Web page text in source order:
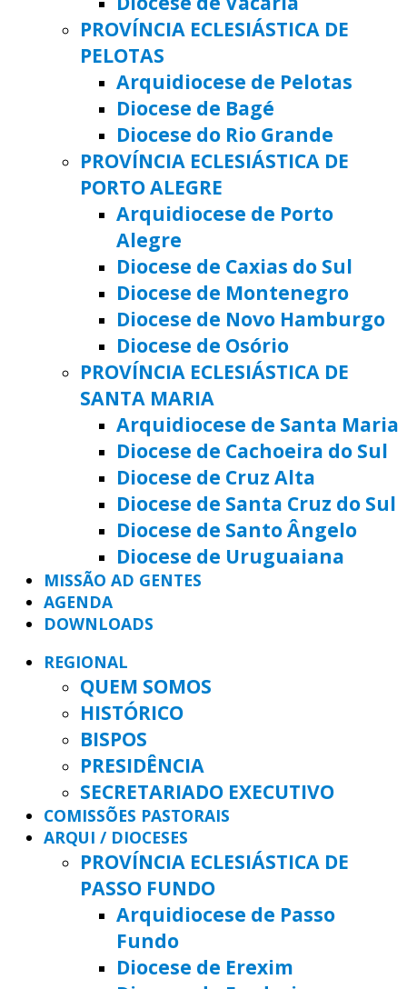
PROVÍNCIA ECLESIÁSTICA DE
PELOTAS
Arquidiocese de Pelotas
Diocese de Bagé
Diocese do Rio Grande
PROVÍNCIA ECLESIÁSTICA DE
PORTO ALEGRE
Arquidiocese de Porto
Alegre
Diocese de Caxias do Sul
Diocese de Montenegro
Diocese de Novo Hamburgo
Diocese de Osório
PROVÍNCIA ECLESIÁSTICA DE
SANTA MARIA
Arquidiocese de Santa Maria
Diocese de Cachoeira do Sul
Diocese de Cruz Alta
Diocese de Santa Cruz do Sul
Diocese de Santo Ângelo
Diocese de Uruguaiana
MISSÃO AD GENTES
AGENDA
DOWNLOADS
REGIONAL
QUEM SOMOS
HISTÓRICO
BISPOS
PRESIDÊNCIA
SECRETARIADO EXECUTIVO
COMISSÕES PASTORAIS
ARQUI / DIOCESES
PROVÍNCIA ECLESIÁSTICA DE
PASSO FUNDO
Arquidiocese de Passo
Fundo
Diocese de Erexim